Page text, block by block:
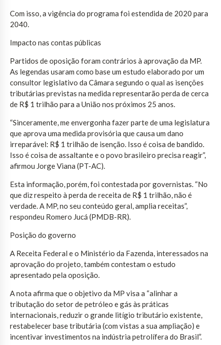
Com isso, a vigência do programa foi estendida de 2020 para
2040.
Impacto nas contas públicas
Partidos de oposição foram contrários à aprovação da MP.
As legendas usaram como base um estudo elaborado por um
consultor legislativo da Câmara segundo o qual as isenções
tributárias previstas na medida representarão perda de cerca
de R$ 1 trilhão para a União nos próximos 25 anos.
“Sinceramente, me envergonha fazer parte de uma legislatura
que aprova uma medida provisória que causa um dano
irreparável: R$ 1 trilhão de isenção. Isso é coisa de bandido.
Isso é coisa de assaltante e o povo brasileiro precisa reagir”,
afirmou Jorge Viana (PT-AC).
Esta informação, porém, foi contestada por governistas. “No
que diz respeito à perda de receita de R$ 1 trilhão, não é
verdade. A MP, no seu conteúdo geral, amplia receitas”,
respondeu Romero Jucá (PMDB-RR).
Posição do governo
A Receita Federal e o Ministério da Fazenda, interessados na
aprovação do projeto, também contestam o estudo
apresentado pela oposição.
A nota afirma que o objetivo da MP visa a “alinhar a
tributação do setor de petróleo e gás às práticas
internacionais, reduzir o grande litígio tributário existente,
restabelecer base tributária (com vistas a sua ampliação) e
incentivar investimentos na indústria petrolífera do Brasil”.